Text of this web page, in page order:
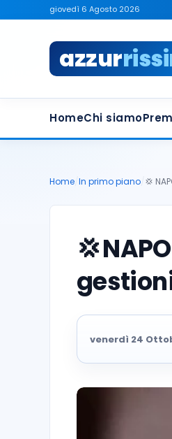
giovedì 6 Agosto 2026
azzur
HomeChi siamo
Home In primo piano 💢
💢
venerdì 24